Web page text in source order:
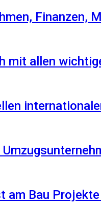
Finanzen,
mit allen
am Bau